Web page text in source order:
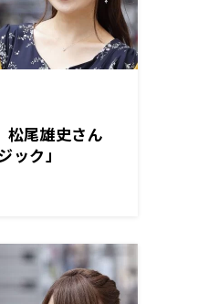
松尾雄史さん
ック」